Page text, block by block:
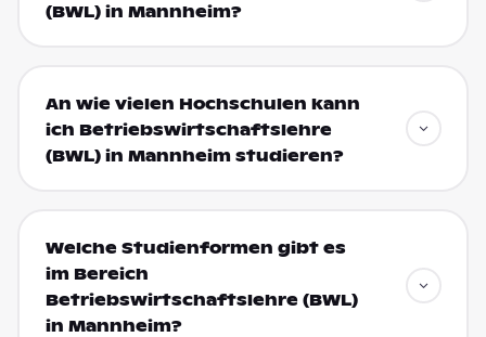
(BWL) in Mannheim?
An wie vielen Hochschulen kann
ich Betriebswirtschaftslehre
(BWL) in Mannheim studieren?
Welche Studienformen gibt es
im Bereich
Betriebswirtschaftslehre (BWL)
in Mannheim?